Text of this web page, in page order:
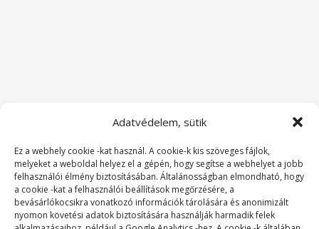
Adatvédelem, sütik
Ez a webhely cookie -kat használ. A cookie-k kis szöveges fájlok,
melyeket a weboldal helyez el a gépén, hogy segítse a webhelyet a jobb
felhasználói élmény biztosításában. Általánosságban elmondható, hogy
a cookie -kat a felhasználói beállítások megőrzésére, a
bevásárlókocsikra vonatkozó információk tárolására és anonimizált
nyomon követési adatok biztosítására használják harmadik felek